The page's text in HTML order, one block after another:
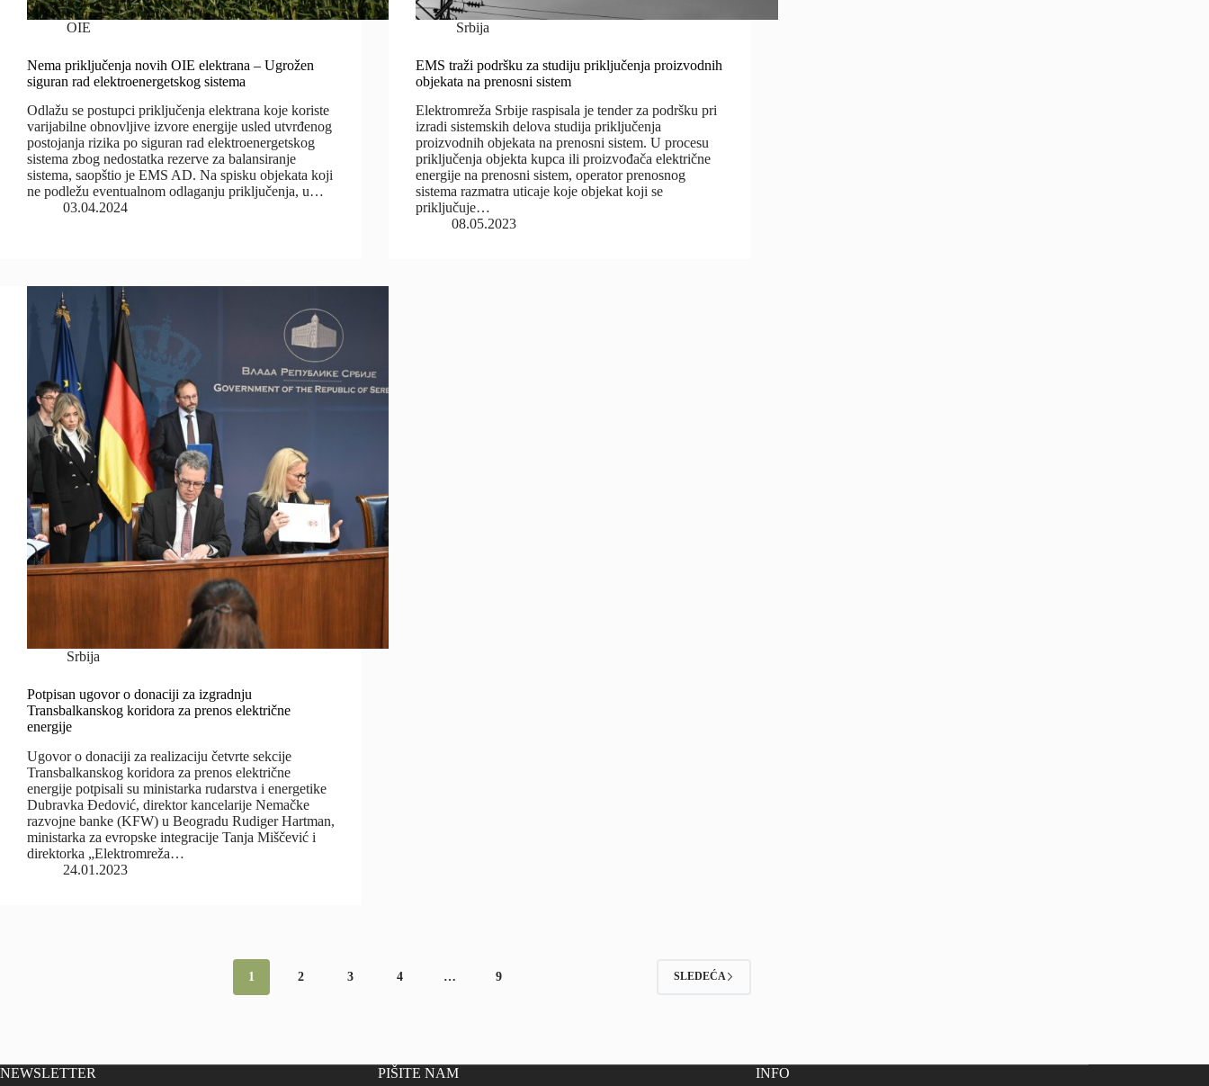
OIE
Nema priključenja novih OIE elektrana – Ugrožen
siguran rad elektroenergetskog sistema
Odlažu se postupci priključenja elektrana koje koriste
varijabilne obnovljive izvore energije usled utvrđenog
postojanja rizika po siguran rad elektroenergetskog
sistema zbog nedostatka rezerve za balansiranje
sistema, saopštio je EMS AD. Na spisku objekata koji
ne podležu eventualnom odlaganju priključenja, u…
03.04.2024
Srbija
EMS traži podršku za studiju priključenja proizvodnih
objekata na prenosni sistem
Elektromreža Srbije raspisala je tender za podršku pri
izradi sistemskih delova studija priključenja
proizvodnih objekata na prenosni sistem. U procesu
priključenja objekta kupca ili proizvođača električne
energije na prenosni sistem, operator prenosnog
sistema razmatra uticaje koje objekat koji se
priključuje…
08.05.2023
Srbija
Potpisan ugovor o donaciji za izgradnju
Transbalkanskog koridora za prenos električne
energije
Ugovor o donaciji za realizaciju četvrte sekcije
Transbalkanskog koridora za prenos električne
energije potpisali su ministarka rudarstva i energetike
Dubravka Đedović, direktor kancelarije Nemačke
razvojne banke (KFW) u Beogradu Rudiger Hartman,
ministarka za evropske integracije Tanja Miščević i
direktorka „Elektromreža…
24.01.2023
1 2 3 4 … 9 SLEDEĆA
NEWSLETTER PIŠITE NAM INFO